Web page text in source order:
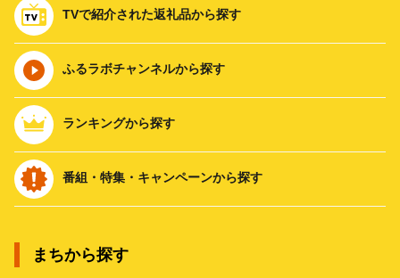
TVで紹介された返礼品から探す
ふるラボチャンネルから探す
ランキングから探す
番組・特集・キャンペーンから探す
まちから探す